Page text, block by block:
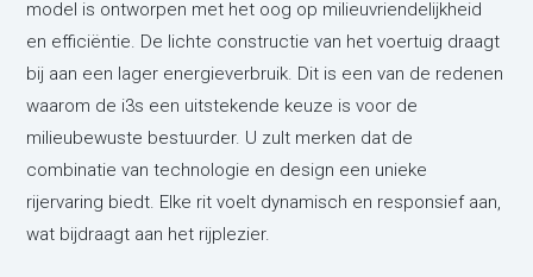
model is ontworpen met het oog op milieuvriendelijkheid
en efficiëntie. De lichte constructie van het voertuig draagt
bij aan een lager energieverbruik. Dit is een van de redenen
waarom de i3s een uitstekende keuze is voor de
milieubewuste bestuurder. U zult merken dat de
combinatie van technologie en design een unieke
rijervaring biedt. Elke rit voelt dynamisch en responsief aan,
wat bijdraagt aan het rijplezier.